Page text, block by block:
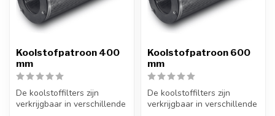
Koolstofpatroon 400
mm
De koolstoffilters zijn
verkrijgbaar in verschillende
Koolstofpatroon 600
mm
De koolstoffilters zijn
verkrijgbaar in verschillende